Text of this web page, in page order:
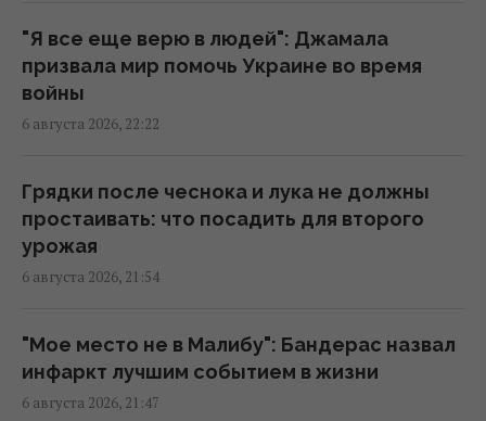
"Древний" римский театр, популярный
чреди туристов, оказался подделкой
20:49 четверг, 06 августа 2026
означают
20:45 четверг, 06 августа 2026
Добраться на "ноль" становится
Business Insider
20:18 четверг, 06 августа 2026
"Я все еще верю в людей": Джамала
призвала мир помочь Украине во время
войны
6 августа 2026, 22:22
Грядки после чеснока и лука не должны
простаивать: что посадить для второго
урожая
6 августа 2026, 21:54
"Мое место не в Малибу": Бандерас назвал
инфаркт лучшим событием в жизни
6 августа 2026, 21:47